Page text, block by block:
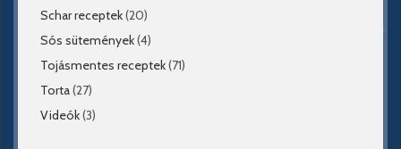
Schar receptek(20)
Sós sütemények(4)
Tojásmentes receptek(71)
Torta(27)
Videók(3)